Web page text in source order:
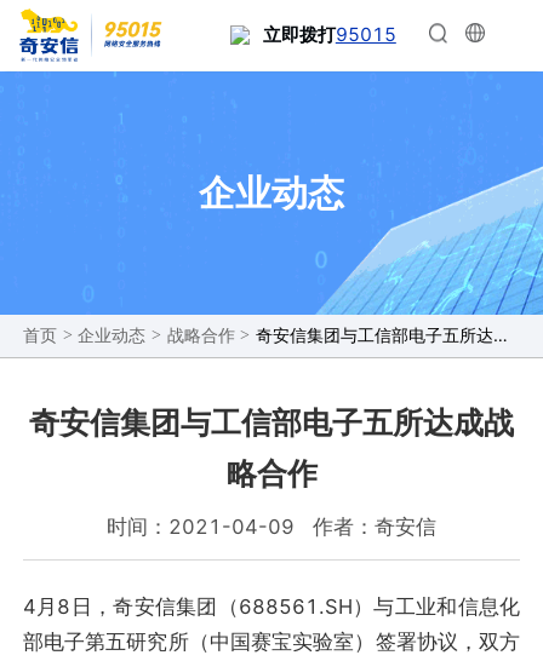
立即拨打95015
企业动态
首页 > 企业动态 > 战略合作 > 奇安信集团与工信部电子五所达成战略合作
奇安信集团与工信部电子五所达成战
略合作
时间：2021-04-09 作者：奇安信
4月8日，奇安信集团（688561.SH）与工业和信息化
部电子第五研究所（中国赛宝实验室）签署协议，双方